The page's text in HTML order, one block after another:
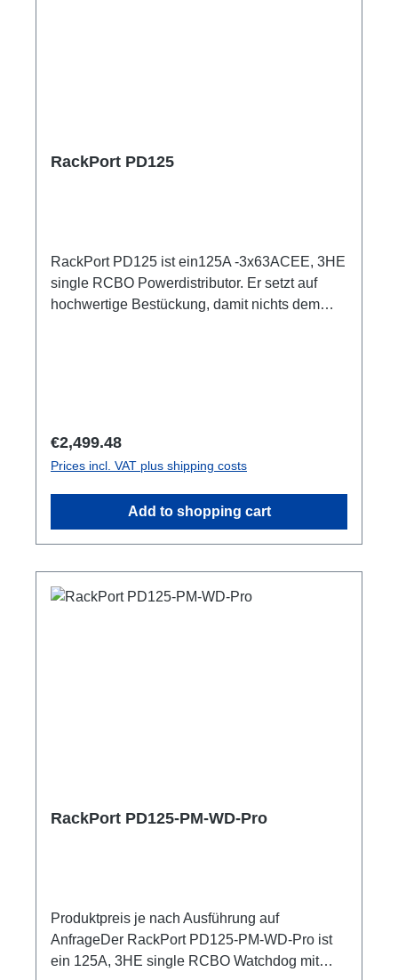
RackPort PD125
RackPort PD125 ist ein125A -3x63ACEE, 3HE
single RCBO Powerdistributor. Er setzt auf
hochwertige Bestückung, damit nichts dem
ABBRCBO C63A, 30mA1x PE Anschluss M8
Optionen:1-4 Smartmeter ShellyPro 3EM1m
AnschlussleitungCPOT (HAN GND) user
Regular price:
€2,499.48
Prices incl. VAT plus shipping costs
Add to shopping cart
RackPort PD125-PM-WD-Pro
Produktpreis je nach Ausführung auf
AnfrageDer RackPort PD125-PM-WD-Pro ist
ein 125A, 3HE single RCBO Watchdog mit